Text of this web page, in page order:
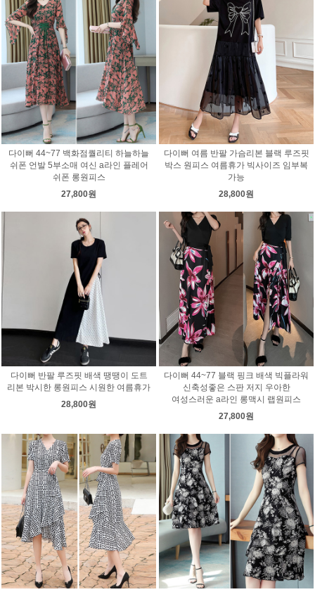
다이뻐 44~77 백화점퀄리티 하늘하늘
쉬폰 언발 5부소매 여신 a라인 플레어
쉬폰 롱원피스
27,800원
다이뻐 여름 반팔 가슴리본 블랙 루즈핏
박스 원피스 여름휴가 빅사이즈 임부복
가능
28,800원
다이뻐 반팔 루즈핏 배색 땡땡이 도트
리본 박시한 롱원피스 시원한 여름휴가
28,800원
다이뻐 44~77 블랙 핑크 배색 빅플라워
신축성좋은 스판 저지 우아한
여성스러운 a라인 롱맥시 랩원피스
27,800원